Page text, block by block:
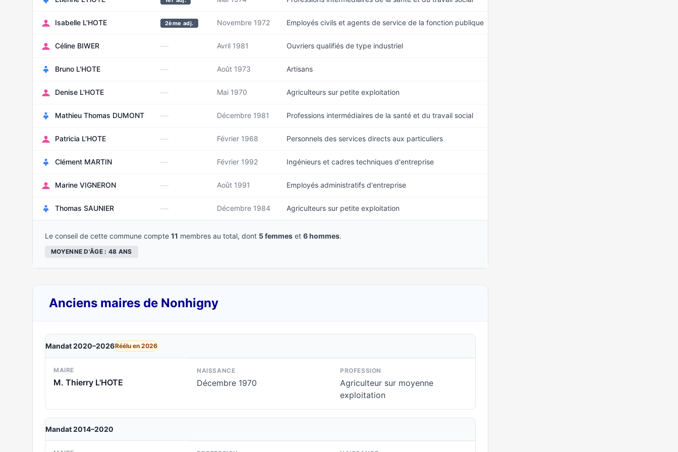
Isabelle L'HOTE 2ème adj. Novembre 1972 Employés civils et agents de service de la fonction publique
Céline BIWER — Avril 1981 Ouvriers qualifiés de type industriel
Bruno L'HOTE — Août 1973 Artisans
Denise L'HOTE — Mai 1970 Agriculteurs sur petite exploitation
Mathieu Thomas DUMONT — Décembre 1981 Professions intermédiaires de la santé et du travail social
Patricia L'HOTE — Février 1968 Personnels des services directs aux particuliers
Clément MARTIN — Février 1992 Ingénieurs et cadres techniques d'entreprise
Marine VIGNERON — Août 1991 Employés administratifs d'entreprise
Thomas SAUNIER — Décembre 1984 Agriculteurs sur petite exploitation
Le conseil de cette commune compte 11 membres au total, dont 5 femmes et 6 hommes.
MOYENNE D'ÂGE : 48 ANS
Anciens maires de Nonhigny
Mandat 2020–2026Réélu en 2026
MAIRE
M. Thierry L'HOTE
NAISSANCE
Décembre 1970
PROFESSION
Agriculteur sur moyenne
exploitation
Mandat 2014–2020